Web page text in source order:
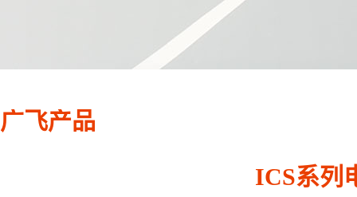
广飞产品
ICS系列